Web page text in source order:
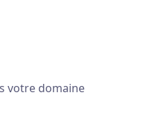
votre domaine